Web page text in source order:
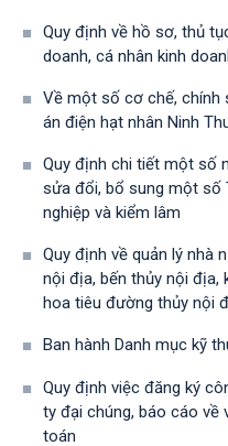
Quy định về hồ sơ, thủ
doanh, cá nhân kinh
Về một số cơ chế, chính
án điện hạt nhân Ninh
Quy định chi tiết một số
sửa đổi, bổ sung một số
nghiệp và kiểm lâm
Quy định về quản lý nhà
nội địa, bến thủy nội địa,
hoa tiêu đường thủy nội
Ban hành Danh mục kỹ
Quy định việc đăng ký
ty đại chúng, báo cáo về
toán